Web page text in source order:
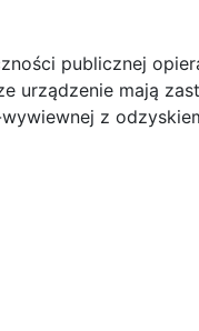
publicznej
urządzenie mają
z